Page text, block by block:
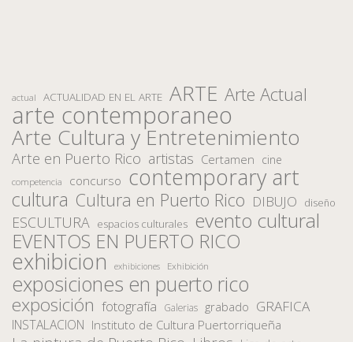
actual ACTUALIDAD EN EL ARTE ARTE Arte Actual
arte contemporaneo
Arte Cultura y Entretenimiento
Arte en Puerto Rico artistas Certamen cine
competencia concurso contemporary art
cultura Cultura en Puerto Rico DIBUJO diseño
ESCULTURA espacios culturales evento cultural
EVENTOS EN PUERTO RICO
exhibicion exhibiciones Exhibición
exposiciones en puerto rico
exposición fotografía Galerias grabado GRAFICA
INSTALACION Instituto de Cultura Puertorriqueña